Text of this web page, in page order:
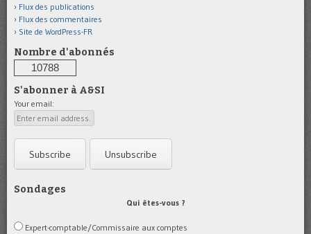
Flux des publications
Flux des commentaires
Site de WordPress-FR
Nombre d'abonnés
10788
S'abonner à A&SI
Your email:
Sondages
Qui êtes-vous ?
Expert-comptable/Commissaire aux comptes